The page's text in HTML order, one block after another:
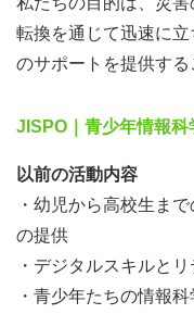
アリング様
転換を通じて迅速に
のサポートを提供する
JISPO｜青少年情報
以前の活動内容
・幼児から高校生ま
の提供
・デジタルスキルと
・青少年たちの情報